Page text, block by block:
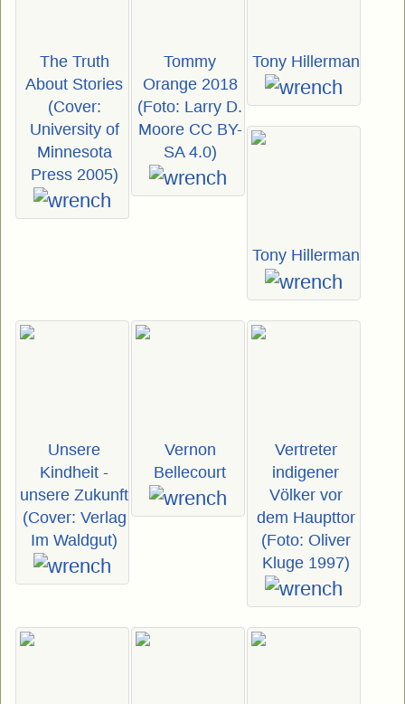
The Truth
About Stories
(Cover:
University of
Minnesota
Press 2005)
Tommy
Orange 2018
(Foto: Larry D.
Moore CC BY-
SA 4.0)
Tony Hillerman
Tony Hillerman
Unsere
Kindheit -
unsere Zukunft
(Cover: Verlag
Im Waldgut)
Vernon
Bellecourt
Vertreter
indigener
Völker vor
dem Haupttor
(Foto: Oliver
Kluge 1997)